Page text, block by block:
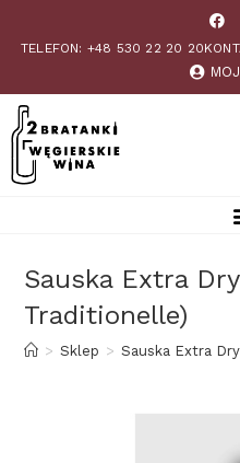
TELEFON: +48 530 22 20 20
Sauska Extra
Traditionelle)
> Sklep > Sauska Extra